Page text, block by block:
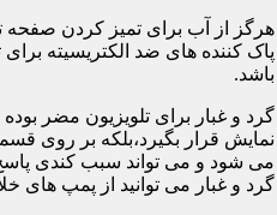
هرگز از آب برای تمیز کردن صفحه
پاک کننده های ضد الکتریسیته
باشد.
گرد و غبار برای تلویزیون مضر
نمایش قرار بگیرد،بلکه بر روی
می شود و می تواند سبب کندی
گرد و غبار می توانید از پمپ های